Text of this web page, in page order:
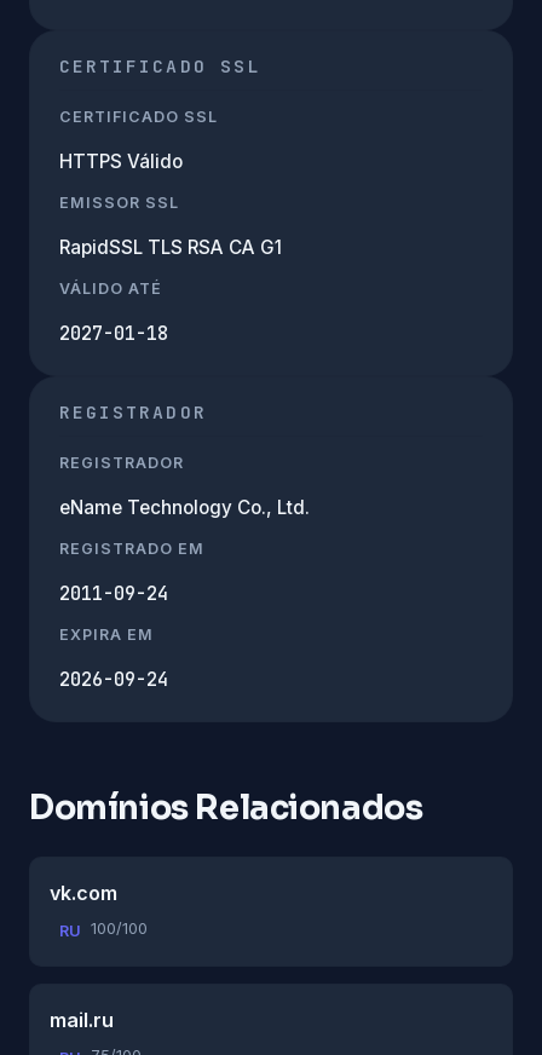
CERTIFICADO SSL
CERTIFICADO SSL
HTTPS Válido
EMISSOR SSL
RapidSSL TLS RSA CA G1
VÁLIDO ATÉ
2027-01-18
REGISTRADOR
REGISTRADOR
eName Technology Co., Ltd.
REGISTRADO EM
2011-09-24
EXPIRA EM
2026-09-24
Domínios Relacionados
vk.com
RU 100/100
mail.ru